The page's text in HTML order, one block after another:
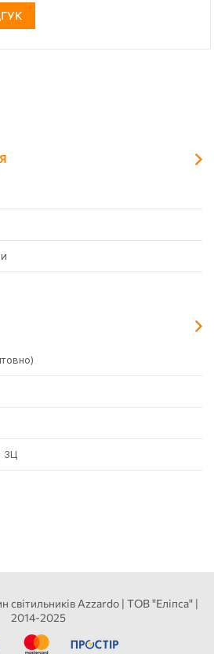
3Ц
світильників Azzardo | ТОВ "Еліпса" |
2014-2025